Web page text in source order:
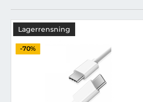
Lagerrensning
-70%